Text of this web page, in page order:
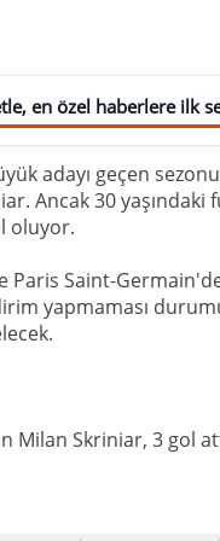
en özel haberlere ilk
adayı geçen
Ancak 30 yaşındaki
oluyor.
Paris Saint-
yapmaması
Skriniar, 3 gol